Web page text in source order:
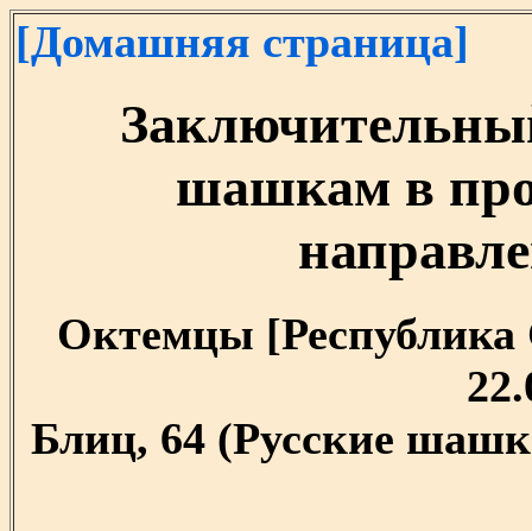
[Домашняя страница]
шашкам в
Октемцы [Республика
Блиц, 64 (Русские